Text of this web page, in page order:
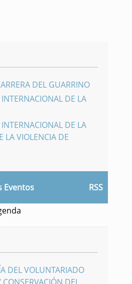
DEL GUARRINO
DE LA
DE LA
LA VIOLENCIA DE
Eventos RSS
DEL VOLUNTARIADO
CONSERVACIÓN DEL